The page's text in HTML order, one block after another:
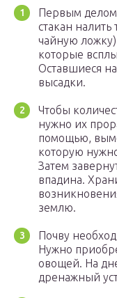
Первым делом
стакан налить
чайную ложку)
которые
Оставшиеся
высадки.
Чтобы
нужно их
помощью,
которую
Затем
впадина.
землю.
Почву
Нужно
овощей. На
дренажный